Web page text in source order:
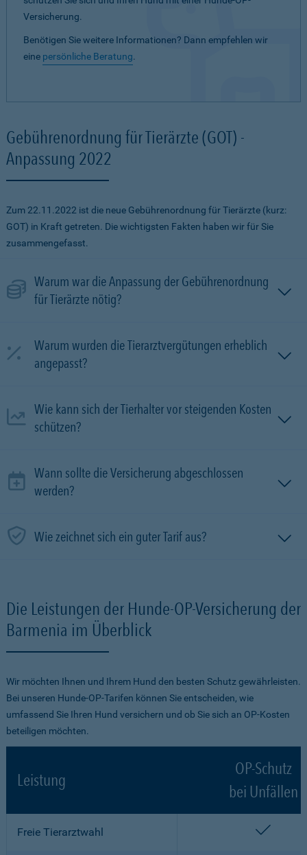
Versicherung.
Benötigen Sie weitere Informationen? Dann empfehlen wir
eine persönliche Beratung.
Gebührenordnung für Tierärzte (GOT) -
Anpassung 2022
Zum 22.11.2022 ist die neue Gebührenordnung für Tierärzte (kurz:
GOT) in Kraft getreten. Die wichtigsten Fakten haben wir für Sie
zusammengefasst.
Warum war die Anpassung der Gebührenordnung
für Tierärzte nötig?
Warum wurden die Tierarztvergütungen erheblich
angepasst?
Wie kann sich der Tierhalter vor steigenden Kosten
schützen?
Wann sollte die Versicherung abgeschlossen
werden?
Wie zeichnet sich ein guter Tarif aus?
Die Leistungen der Hunde-OP-Versicherung der
Barmenia im Überblick
Wir möchten Ihnen und Ihrem Hund den besten Schutz gewährleisten.
Bei unseren Hunde-OP-Tarifen können Sie entscheiden, wie
umfassend Sie Ihren Hund versichern und ob Sie sich an OP-Kosten
beteiligen möchten.
Leistung
OP-Schutz
bei Unfällen
Freie Tierarztwahl